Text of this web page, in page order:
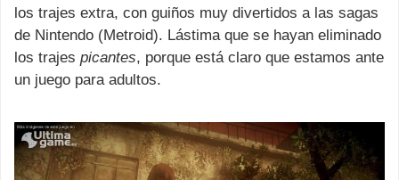
los trajes extra, con guiños muy divertidos a las sagas
de Nintendo (Metroid). Lástima que se hayan eliminado
los trajes picantes, porque está claro que estamos ante
un juego para adultos.